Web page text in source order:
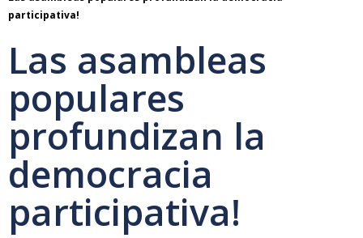
participativa!
Las asambleas
populares
profundizan la
democracia
participativa!